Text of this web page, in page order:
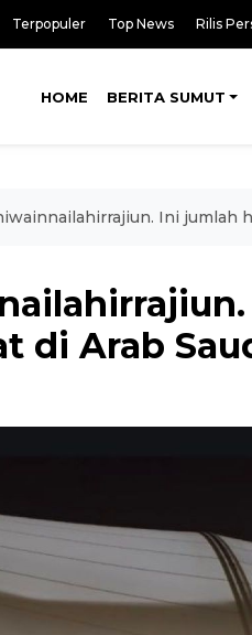
Terpopuler Top News Rilis
HOME BERITA SUMUT
Ini jumlah
di Arab